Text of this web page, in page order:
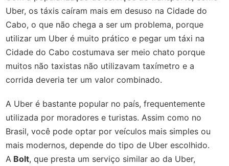
Uber, os táxis caíram mais em desuso na Cidade do
Cabo, o que não chega a ser um problema, porque
utilizar um Uber é muito prático e pegar um táxi na
Cidade do Cabo costumava ser meio chato porque
muitos não taxistas não utilizavam taxímetro e a
corrida deveria ter um valor combinado.
A Uber é bastante popular no país, frequentemente
utilizada por moradores e turistas. Assim como no
Brasil, você pode optar por veículos mais simples ou
mais modernos, depende do tipo de Uber escolhido.
A Bolt, que presta um serviço similar ao da Uber,